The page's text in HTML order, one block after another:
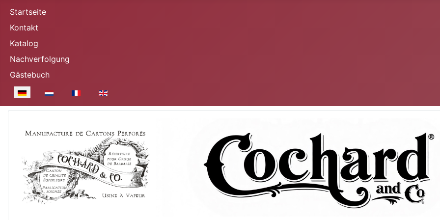
Startseite
Kontakt
Katalog
Nachverfolgung
Gästebuch
Sprache auswählen